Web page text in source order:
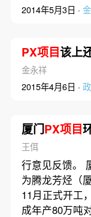
2014年5月3日 ·
PX项目该上
金永祥
2015年4月6日 ·
厦门PX项目
王佴
行意见反馈。
为腾龙芳烃（
11月正式开工
成年产80万吨